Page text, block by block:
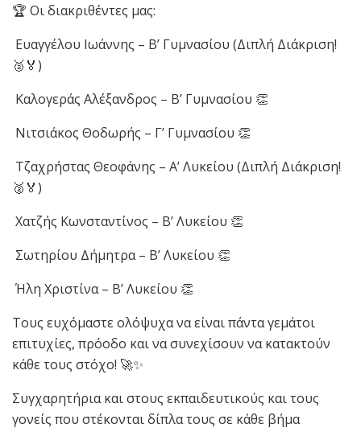
🏆 Οι διακριθέντες μας:
Ευαγγέλου Ιωάννης – Β’ Γυμνασίου (Διπλή Διάκριση!
🥈🏅)
Καλογεράς Αλέξανδρος – Β’ Γυμνασίου 👏
Νιτσιάκος Θοδωρής – Γ’ Γυμνασίου 👏
Τζαχρήστας Θεοφάνης – Α’ Λυκείου (Διπλή Διάκριση!
🥈🏅)
Χατζής Κωνσταντίνος – Β’ Λυκείου 👏
Σωτηρίου Δήμητρα – Β’ Λυκείου 👏
Ήλη Χριστίνα – Β’ Λυκείου 👏
Τους ευχόμαστε ολόψυχα να είναι πάντα γεμάτοι
επιτυχίες, πρόοδο και να συνεχίσουν να κατακτούν
κάθε τους στόχο! 🚀✨
Συγχαρητήρια και στους εκπαιδευτικούς και τους
γονείς που στέκονται δίπλα τους σε κάθε βήμα